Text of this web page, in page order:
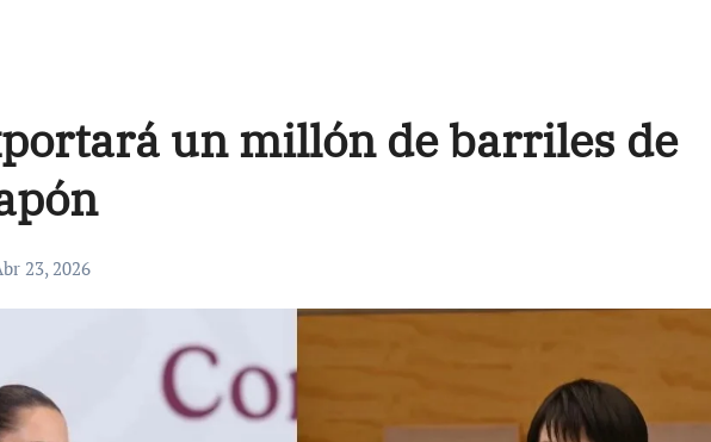
un millón de barriles de
23, 2026